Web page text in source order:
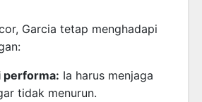
Garcia tetap menghadapi
performa: Ia harus menjaga
tidak menurun.